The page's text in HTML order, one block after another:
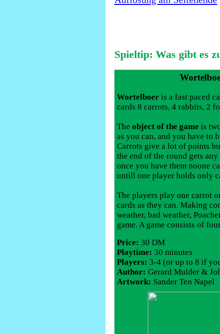
Spieltip: Was gibt es
Wortelboer is a fast paced
cards 8 carrots, 4 rabbits, 2
The object of the game is
as you can, and you have to
Carrots give a lot of points
the end of the round gets
once you have them noone
untill one player holds only
The players play one carrot
cards as they can. Making
weather, bad weather,
game. A game consists of
Price: 30 DM
Playtime: 30 minutes
Players: 3-4 (or up to 8 if
Author: Gerard Mulder &
Artwork: Sander Ten Napel